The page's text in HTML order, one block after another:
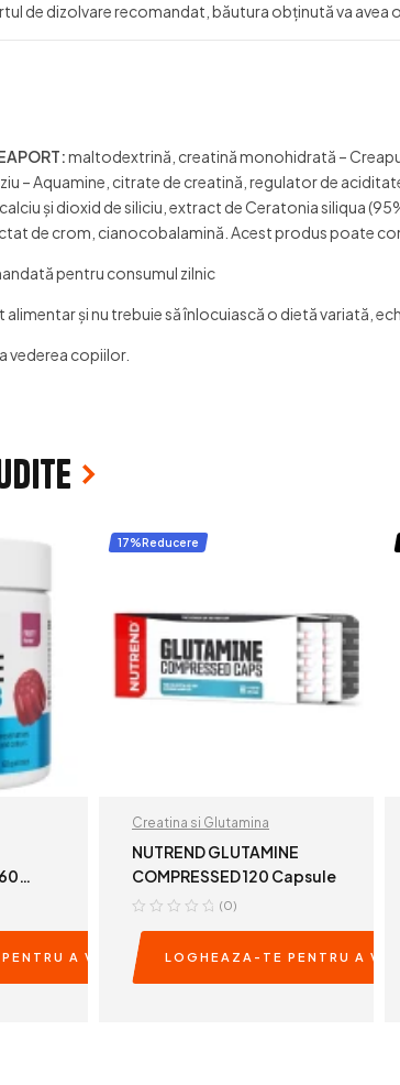
de dizolvare recomandat, băutura obținută va avea
maltodextrină, creatină monohidrată –
– Aquamine, citrate de creatină, regulator de
și dioxid de siliciu, extract de Ceratonia siliqua
de crom, cianocobalamină. Acest produs poate
pentru consumul zilnic
și nu trebuie să înlocuiască o dietă variată,
vederea copiilor.
A VEDEA PRETURILE
17%Reducere
Creatina si Glutamina
NUTREND GLUTAMINE
COMPRESSED 120 Capsule
(0)
LOGHEAZA-TE PENTRU A